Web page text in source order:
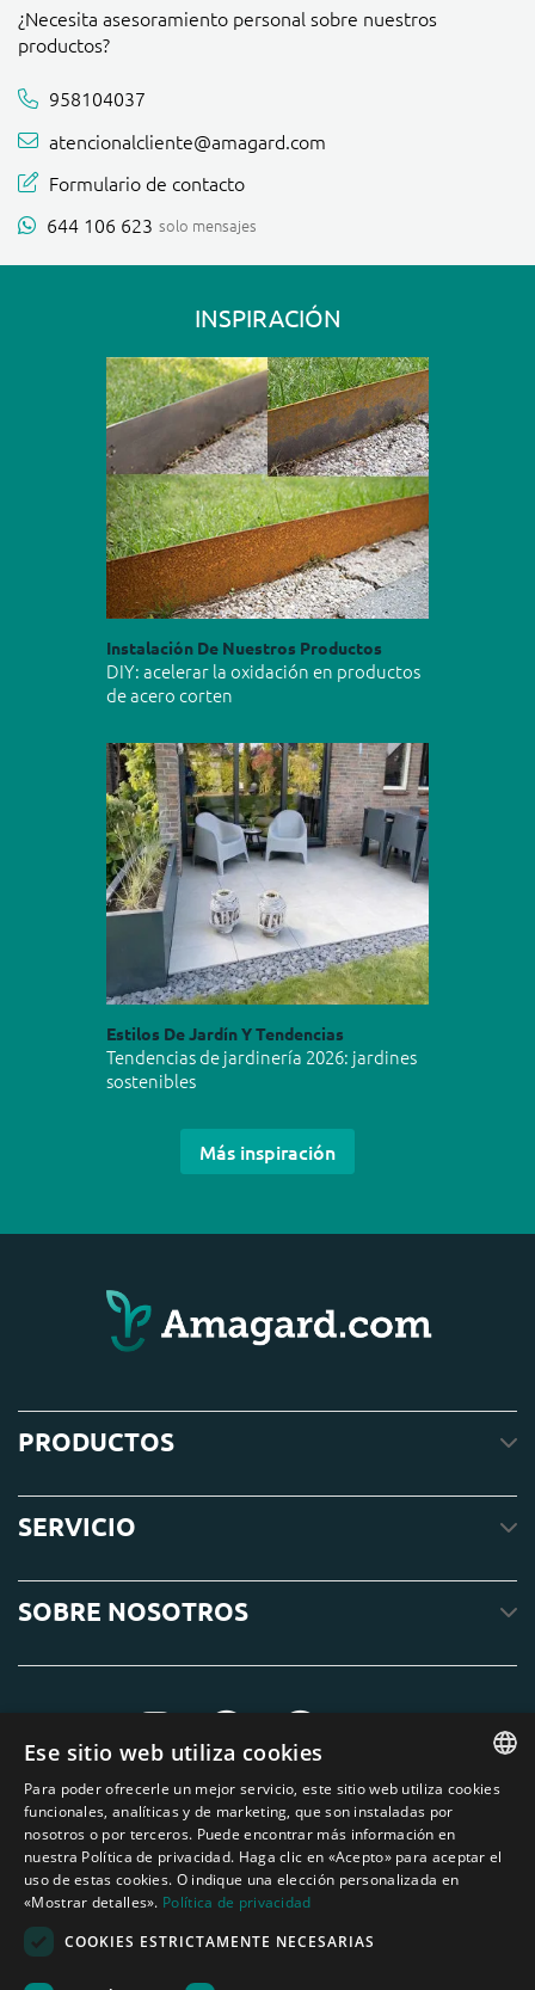
¿Necesita asesoramiento personal sobre nuestros
productos?
958104037
atencionalcliente@amagard.com
Formulario de contacto
644 106 623 solo mensajes
INSPIRACIÓN
Instalación De Nuestros Productos
DIY: acelerar la oxidación en productos
de acero corten
Estilos De Jardín Y Tendencias
Tendencias de jardinería 2026: jardines
sostenibles
Más inspiración
PRODUCTOS
SERVICIO
SOBRE NOSOTROS
DUTCH
GERMAN
Ese sitio web utiliza cookies
Para poder ofrecerle un mejor servicio, este sitio web utiliza cookies
funcionales, analíticas y de marketing, que son instaladas por
nosotros o por terceros. Puede encontrar más información en
nuestra Política de privacidad. Haga clic en «Acepto» para aceptar el
uso de estas cookies. O indique una elección personalizada en
«Mostrar detalles». Política de privacidad
COOKIES ESTRICTAMENTE NECESARIAS